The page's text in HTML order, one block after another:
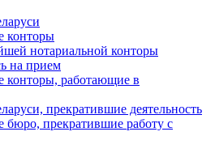
конторы
нотариальной конторы
на прием
конторы, работающие в
прекратившие деятельность
бюро, прекратившие работу с